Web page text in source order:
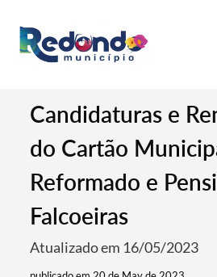
Candidaturas e
do Cartão
Reformado e
Falcoeiras
Atualizado em 16/05/2023